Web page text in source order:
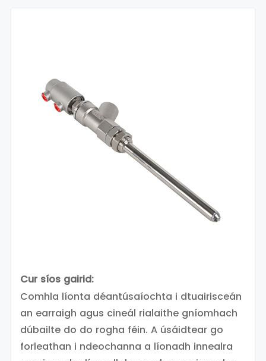
Cur síos gairid:
Comhla líonta déantúsaíochta i dtuairisceán
an earraigh agus cineál rialaithe gníomhach
dúbailte do do rogha féin. A úsáidtear go
forleathan i ndeochanna a líonadh innealra